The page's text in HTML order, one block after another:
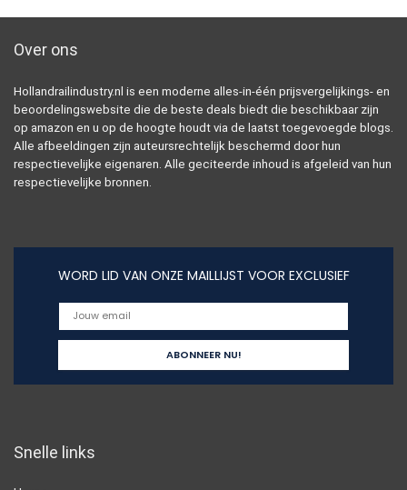
Over ons
Hollandrailindustry.nl is een moderne alles-in-één prijsvergelijkings- en
beoordelingswebsite die de beste deals biedt die beschikbaar zijn
op amazon en u op de hoogte houdt via de laatst toegevoegde blogs.
Alle afbeeldingen zijn auteursrechtelijk beschermd door hun
respectievelijke eigenaren. Alle geciteerde inhoud is afgeleid van hun
respectievelijke bronnen.
WORD LID VAN ONZE MAILLIJST VOOR EXCLUSIEF
Snelle links